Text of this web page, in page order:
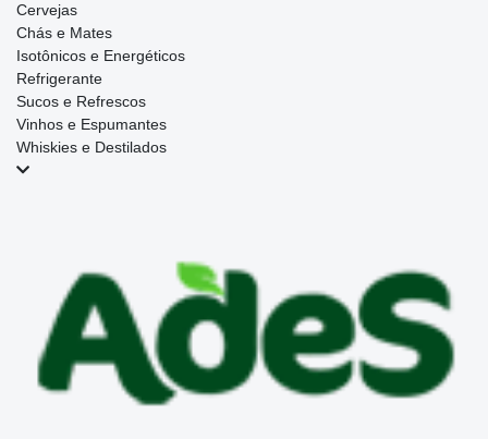
Cervejas
Chás e Mates
Isotônicos e Energéticos
Refrigerante
Sucos e Refrescos
Vinhos e Espumantes
Whiskies e Destilados